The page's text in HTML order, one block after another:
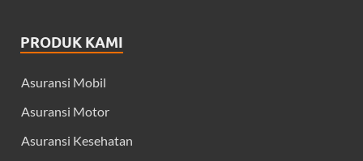
PRODUK KAMI
Asuransi Mobil
Asuransi Motor
Asuransi Kesehatan